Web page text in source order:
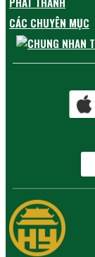
CÁC CHUYÊN MỤC